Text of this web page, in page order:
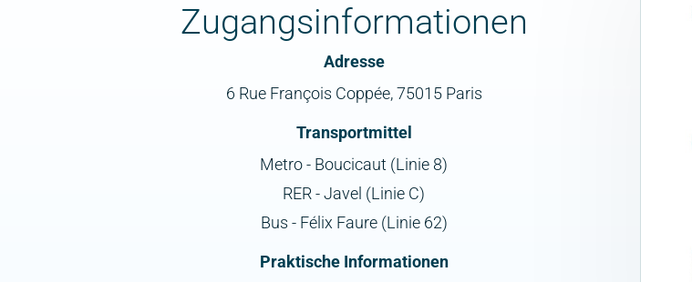
Zugangsinformationen
Adresse
6 Rue François Coppée, 75015 Paris
Transportmittel
Metro - Boucicaut (Linie 8)
RER - Javel (Linie C)
Bus - Félix Faure (Linie 62)
Praktische Informationen